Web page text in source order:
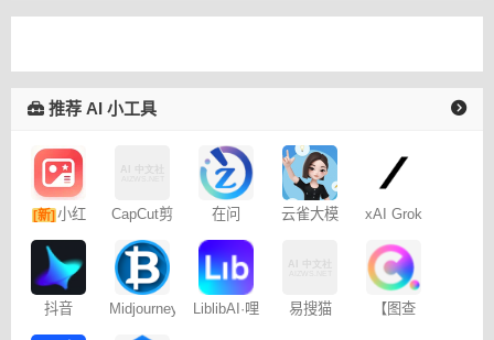
推荐 AI 小工具
[新]小红
记
CapCut剪
在问
云雀大模
xAI Grok
抖音
Midjourney
LiblibAI·哩
易搜猫
【图查